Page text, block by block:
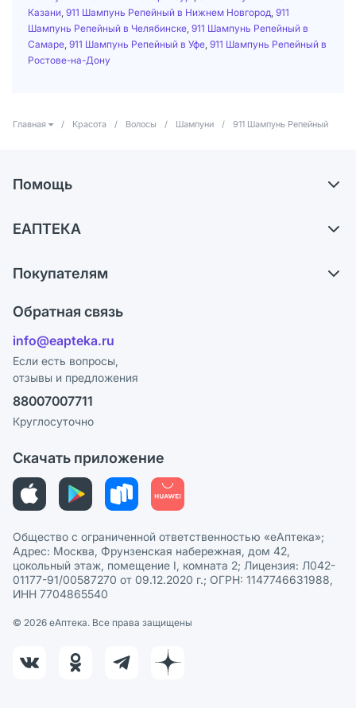
Казани 911 Шампунь Репейный в Нижнем Новгород 911
Шампунь Репейный в Челябинске 911 Шампунь Репейный в
Самаре 911 Шампунь Репейный в Уфе 911 Шампунь Репейный в
Ростове-на-Дону
Главная / Красота / Волосы / Шампуни / 911 Шампунь Репейный
Помощь
Самовывоз из аптек
Ответы на вопросы
Блог
ЕАПТЕКА
Карьера
Поставщики
Лицензия
Реклама на сайте
Ваши товары на ЕАПТЕКЕ
Покупателям
Программа СберСпасибо
Политика конфиденциальности
Пользовательское соглашение
Политика рекомендаций
Этика и соответствие
Политика в отношении обработки персональных данных
Обратная связь
info@eapteka.ru
Если есть вопросы,
отзывы и предложения
88007007711
Круглосуточно
Скачать приложение
Общество с ограниченной ответственностью «еАптека»;
Адрес: Москва, Фрунзенская набережная, дом 42,
цокольный этаж, помещение I, комната 2; Лицензия: Л042-
01177-91/00587270 от 09.12.2020 г.; ОГРН: 1147746631988,
ИНН 7704865540
© 2026 eАптека. Все права защищены